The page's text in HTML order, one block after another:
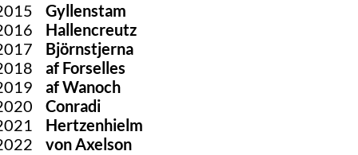
Gyllenstam
Hallencreutz
Björnstjerna
af Forselles
af Wanoch
Conradi
Hertzenhielm
von Axelson